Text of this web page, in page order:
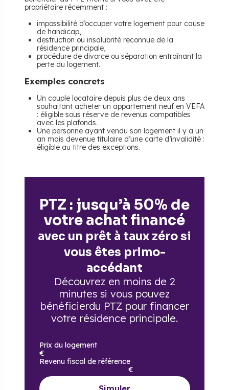
propriétaire récemment :
impossibilité d’occuper votre logement pour cause
de handicap,
destruction ou insalubrité reconnue de la
résidence principale,
procédure de divorce ou séparation entraînant la
perte du logement.
Exemples concrets
Un couple locataire depuis plus de deux ans
souhaitant acheter un appartement neuf en VEFA
: éligible sous réserve de revenus compatibles
avec les plafonds.
Une personne ayant vendu son logement il y a un
an mais devenue titulaire d’une carte d’invalidité :
éligible au titre des exceptions.
PTZ : jusqu’à 50% de
votre achat financé
avec un prêt à taux zéro si
vous êtes primo-
accédant
Découvrez en moins de 2
minutes si vous pouvez
bénéficierdu PTZ pour financer
votre résidence principale.
Prix du logement
€
Revenu fiscal de référence
€